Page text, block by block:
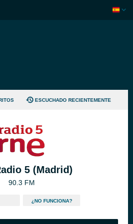
ESCUCHADO RECIENTEMENTE
5 (Madrid)
90.3 FM
¿NO FUNCIONA?